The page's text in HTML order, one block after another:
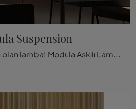
Suspension
İşte senin için uygun olan lamba! Modula Askılı Lamba modeli, Slamp'ın asılı lambalarından biridir.